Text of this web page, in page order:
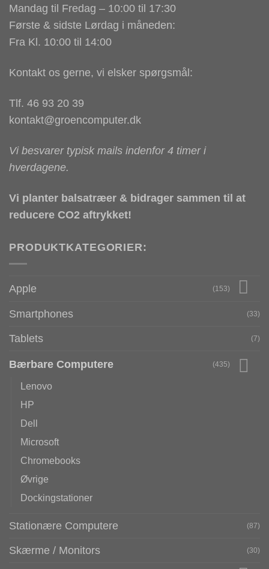
Mandag til Fredag – 10:00 til 17:30
Første & sidste Lørdag i måneden:
Fra Kl. 10:00 til 14:00
Kontakt os gerne, vi elsker spørgsmål:
Tlf. 46 93 20 39
kontakt@groencomputer.dk
Vi besvarer typisk mails indenfor 4 timer i
hverdagene.
Vi planter balsatræer & bidrager sammen til at
reducere CO2 aftrykket!
PRODUKTKATEGORIER:
Apple (153)
Smartphones (33)
Tablets (7)
Bærbare Computere (435)
Lenovo
HP
Dell
Microsoft
Chromebooks
Øvrige
Dockingstationer
Stationære Computere (87)
Skærme / Monitors (30)